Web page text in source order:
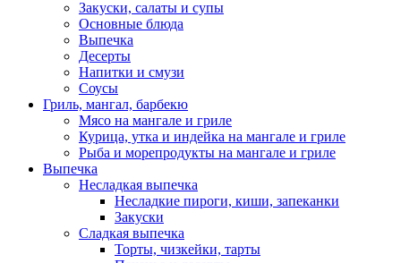
Закуски, салаты и супы
Основные блюда
Выпечка
Десерты
Напитки и смузи
Соусы
Гриль, мангал, барбекю
Мясо на мангале и гриле
Курица, утка и индейка на мангале и гриле
Рыба и морепродукты на мангале и гриле
Выпечка
Несладкая выпечка
Несладкие пироги, киши, запеканки
Закуски
Сладкая выпечка
Торты, чизкейки, тарты